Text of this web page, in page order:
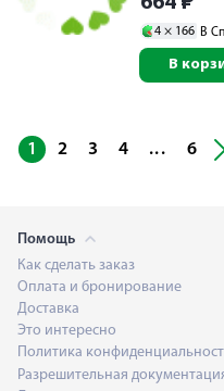
4 × 166 В
В
1 2 3 4 ... 6
Помощь
Как сделать заказ
Оплата и бронирование
Доставка
Это интересно
Политика
Разрешительная